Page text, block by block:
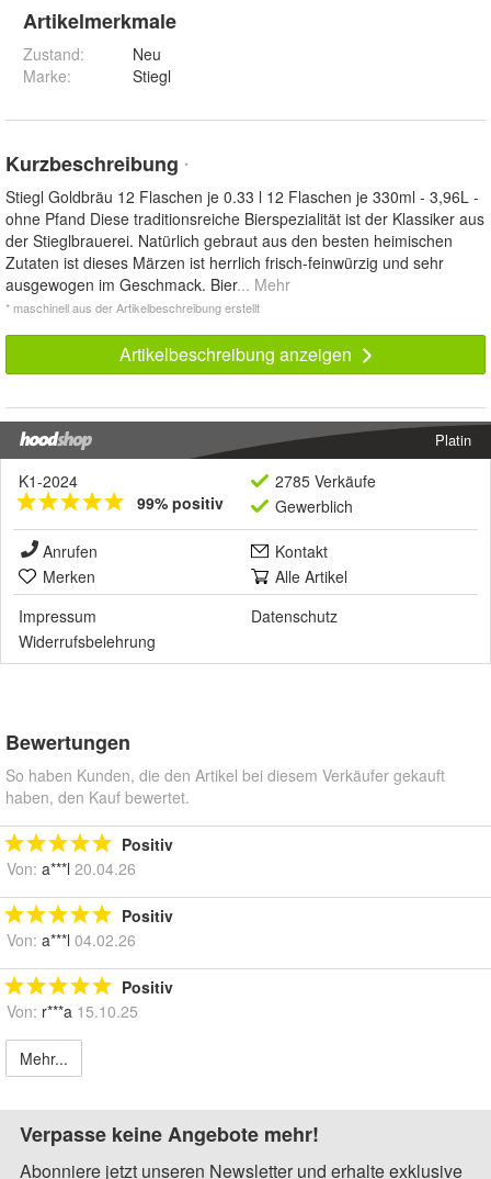
Artikelmerkmale
Zustand:
Neu
Marke:
Stiegl
Kurzbeschreibung *
Stiegl Goldbräu 12 Flaschen je 0.33 l 12 Flaschen je 330ml - 3,96L -
ohne Pfand Diese traditionsreiche Bierspezialität ist der Klassiker aus
der Stieglbrauerei. Natürlich gebraut aus den besten heimischen
Zutaten ist dieses Märzen ist herrlich frisch-feinwürzig und sehr
ausgewogen im Geschmack. Bier... Mehr
* maschinell aus der Artikelbeschreibung erstellt
Artikelbeschreibung anzeigen
Platin
K1-2024
99% positiv
2785 Verkäufe
Gewerblich
Anrufen
Kontakt
Merken
Alle Artikel
Impressum
Datenschutz
Widerrufsbelehrung
Bewertungen
So haben Kunden, die den Artikel bei diesem Verkäufer gekauft
haben, den Kauf bewertet.
Positiv
Von: a***l 20.04.26
Positiv
Von: a***l 04.02.26
Positiv
Von: r***a 15.10.25
Mehr...
Verpasse keine Angebote mehr!
Abonniere jetzt unseren Newsletter und erhalte exklusive